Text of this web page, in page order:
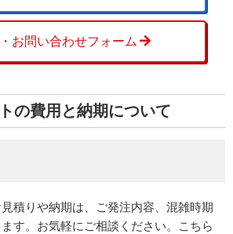
お問い合わせフォーム
の費用と納期について
積りや納期は、ご発注内容、混雑時期
す。お気軽にご相談ください。こちら